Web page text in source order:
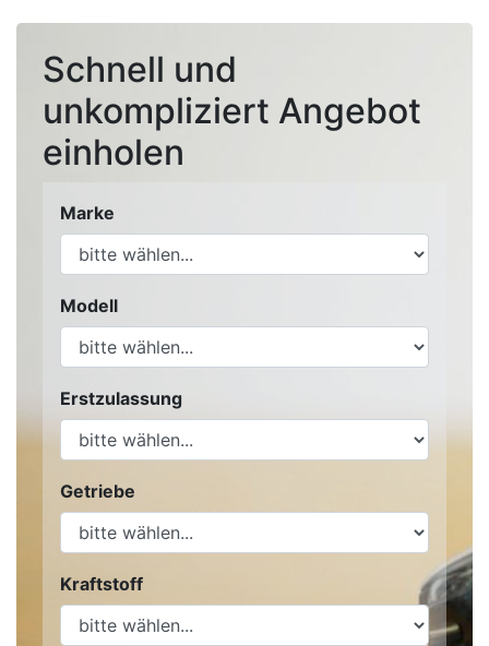
Schnell und
unkompliziert Angebot
einholen
Marke
Modell
Erstzulassung
Getriebe
Kraftstoff